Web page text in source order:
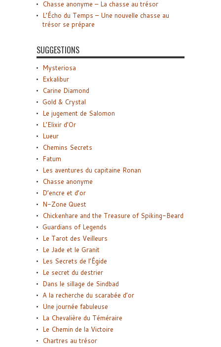
Chasse anonyme – La chasse au trésor
L’Écho du Temps – Une nouvelle chasse au
trésor se prépare
SUGGESTIONS
Mysteriosa
Exkalibur
Carine Diamond
Gold & Crystal
Le jugement de Salomon
L’Elixir d’Or
Lueur
Chemins Secrets
Fatum
Les aventures du capitaine Ronan
Chasse anonyme
D’encre et d’or
N-Zone Quest
Chickenhare and the Treasure of Spiking-Beard
Guardians of Legends
Le Tarot des Veilleurs
Le Jade et le Granit
Les Secrets de l’Égide
Le secret du destrier
Dans le sillage de Sindbad
A la recherche du scarabée d’or
Une journée fabuleuse
La Chevalière du Téméraire
Le Chemin de la Victoire
Chartres au trésor